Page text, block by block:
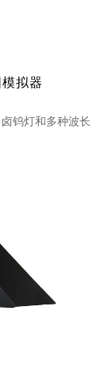
拟器
钨灯和多种波长